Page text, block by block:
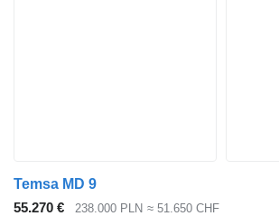
Temsa MD 9
55.270 €
238.000 PLN ≈ 51.650 CHF